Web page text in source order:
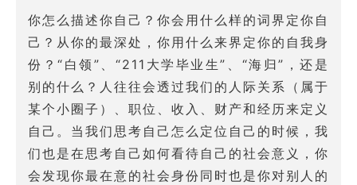
你怎么描述你自己？你会用什么样的词界定你自
己？从你的最深处，你用什么来界定你的自我身
份？“白领”、“211大学毕业生”、“海归”，还是
别的什么？人往往会透过我们的人际关系（属于
某个小圈子）、职位、收入、财产和经历来定义
自己。当我们思考自己怎么定位自己的时候，我
们也是在思考自己如何看待自己的社会意义，你
会发现你最在意的社会身份同时也是你对别人的